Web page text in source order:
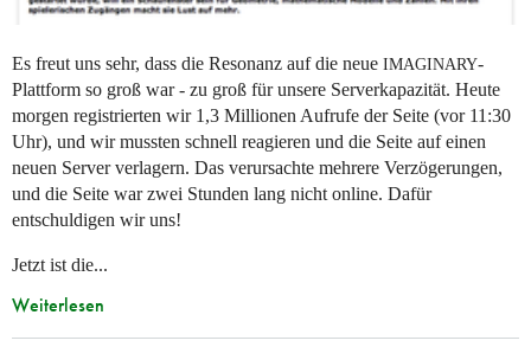
Es freut uns sehr, dass die Resonanz auf die neue IMAGINARY-
Plattform so groß war - zu groß für unsere Serverkapazität. Heute
morgen registrierten wir 1,3 Millionen Aufrufe der Seite (vor 11:30
Uhr), und wir mussten schnell reagieren und die Seite auf einen
neuen Server verlagern. Das verursachte mehrere Verzögerungen,
und die Seite war zwei Stunden lang nicht online. Dafür
entschuldigen wir uns!
Jetzt ist die...
Weiterlesen